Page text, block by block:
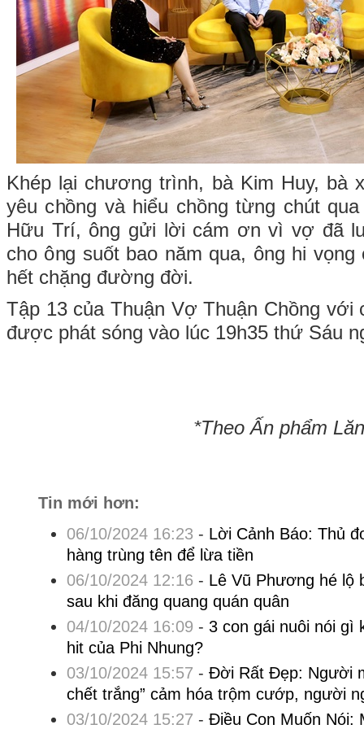
Khép lại chương trình, bà Kim Huy, bà
yêu chồng và hiểu chồng từng chút
Hữu Trí, ông gửi lời cám ơn vì vợ đã
cho ông suốt bao năm qua, ông hi
hết chặng đường đời.
Tập 13 của Thuận Vợ Thuận Chồng với
được phát sóng vào lúc 19h35 thứ Sáu
*Theo Ấn phẩm
Tin mới hơn:
06/10/2024 16:23 - Lời Cảnh Báo: Thủ
hàng trùng tên để lừa tiền
06/10/2024 12:16 - Lê Vũ Phương hé lộ
sau khi đăng quang quán quân
04/10/2024 16:09 - 3 con gái nuôi nói gì
hit của Phi Nhung?
03/10/2024 15:57 - Đời Rất Đẹp: Người
chết trắng” cảm hóa trộm cướp, người
03/10/2024 15:27 - Điều Con Muốn Nói: